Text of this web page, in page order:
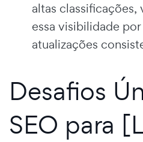
altas
essa visibilidade
atualizações
Desafios
SEO para